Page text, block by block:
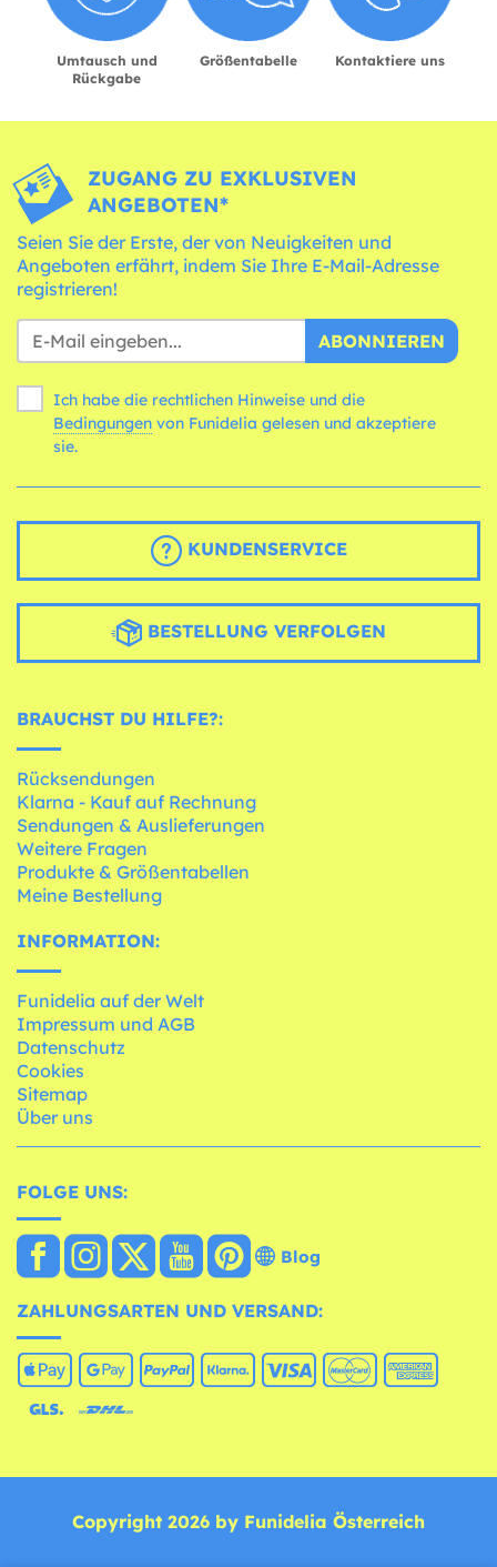
Umtausch und
Rückgabe
Größentabelle Kontaktiere uns
ZUGANG ZU EXKLUSIVEN
ANGEBOTEN*
Seien Sie der Erste, der von Neuigkeiten und
Angeboten erfährt, indem Sie Ihre E-Mail-Adresse
registrieren!
ABONNIEREN
Ich habe die rechtlichen Hinweise und die
Bedingungen
sie.
KUNDENSERVICE
BESTELLUNG VERFOLGEN
BRAUCHST DU HILFE?:
Rücksendungen
Klarna - Kauf auf Rechnung
Sendungen & Auslieferungen
Weitere Fragen
Produkte & Größentabellen
Meine Bestellung
INFORMATION:
Funidelia auf der Welt
Impressum und AGB
Datenschutz
Cookies
Sitemap
Über uns
FOLGE UNS:
Blog
ZAHLUNGSARTEN UND VERSAND:
Copyright 2026 by Funidelia Österreich